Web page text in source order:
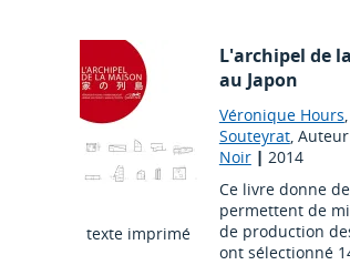
texte imprimé
L'archipel de
au Japon
Véronique Hours
Souteyrat,
Noir| 2014
Ce livre donne
permettent de
de production
ont sélectionné